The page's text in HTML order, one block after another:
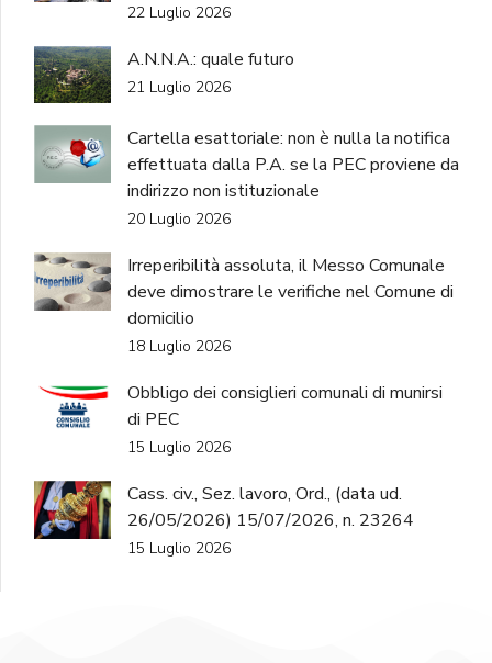
22 Luglio 2026
A.N.N.A.: quale futuro
21 Luglio 2026
Cartella esattoriale: non è nulla la notifica
effettuata dalla P.A. se la PEC proviene da
indirizzo non istituzionale
20 Luglio 2026
Irreperibilità assoluta, il Messo Comunale
deve dimostrare le verifiche nel Comune di
domicilio
18 Luglio 2026
Obbligo dei consiglieri comunali di munirsi
di PEC
15 Luglio 2026
Cass. civ., Sez. lavoro, Ord., (data ud.
26/05/2026) 15/07/2026, n. 23264
15 Luglio 2026